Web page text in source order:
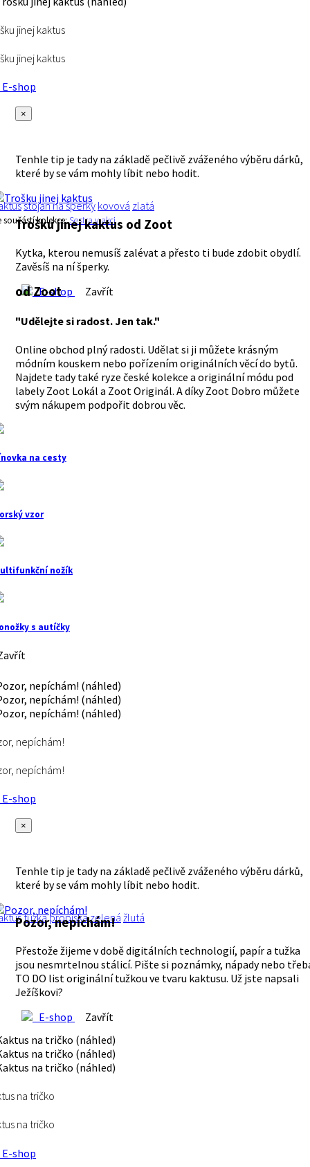
jinej kaktus
jinej kaktus
shop
×
Tenhle tip je tady na základě pečlivě zváženého výběru dárků,
které by se vám mohly líbit nebo hodit.
stojan na šperky kovová zlatá
součástí kolekce:Sestra v akci
Trošku jinej kaktus od Zoot
Kytka, kterou nemusíš zalévat a přesto ti bude zdobit obydlí.
Zavěsíš na ní šperky.
E-shop
Zavřít
od Zoot
"Udělejte si radost. Jen tak."
Online obchod plný radosti. Udělat si ji můžete krásným
módním kouskem nebo pořízením originálních věcí do bytů.
Najdete tady také ryze české kolekce a originální módu pod
labely Zoot Lokál a Zoot Originál. A díky Zoot Dobro můžete
svým nákupem podpořit dobrou věc.
na cesty
vzor
nožík
s autíčky
nepíchám!
nepíchám!
shop
×
Tenhle tip je tady na základě pečlivě zváženého výběru dárků,
které by se vám mohly líbit nebo hodit.
tužkapropiskazelená žlutá
Pozor, nepíchám!
Přestože žijeme v době digitálních technologií, papír a tužka
jsou nesmrtelnou stálicí. Pište si poznámky, nápady nebo
TO DO list originální tužkou ve tvaru kaktusu. Už jste napsali
Ježíškovi?
E-shop
Zavřít
na tričko
na tričko
shop